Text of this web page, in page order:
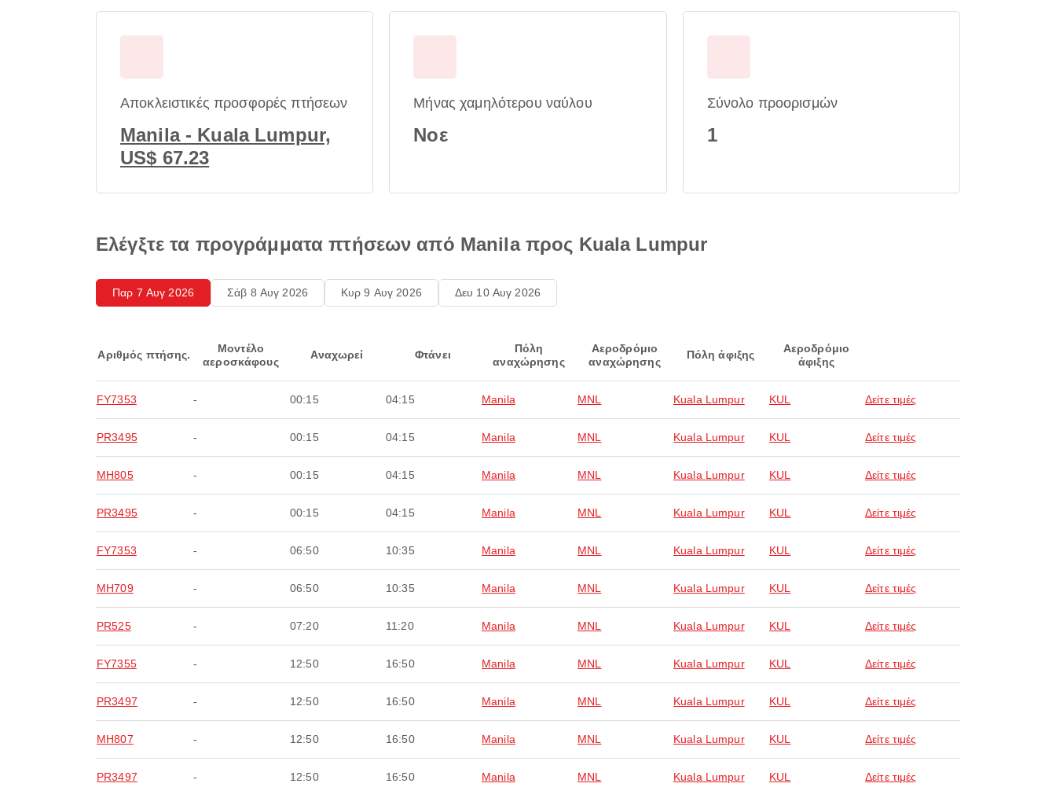
Αποκλειστικές προσφορές πτήσεων
Manila - Kuala Lumpur,
US$ 67.23
Μήνας χαμηλότερου ναύλου
Νοε
Σύνολο προορισμών
1
Ελέγξτε τα προγράμματα πτήσεων από Manila προς Kuala Lumpur
Παρ 7 Αυγ 2026 Σάβ 8 Αυγ 2026 Κυρ 9 Αυγ 2026 Δευ 10 Αυγ 2026
Αριθμός πτήσης.
Μοντέλο
αεροσκάφους
Αναχωρεί Φτάνει
Πόλη
αναχώρησης
Αεροδρόμιο
αναχώρησης
Πόλη άφιξης
Αεροδρόμιο
άφιξης
FY7353 - 00:15 04:15 Manila MNL Kuala Lumpur KUL Δείτε τιμές
PR3495 - 00:15 04:15 Manila MNL Kuala Lumpur KUL Δείτε τιμές
MH805 - 00:15 04:15 Manila MNL Kuala Lumpur KUL Δείτε τιμές
PR3495 - 00:15 04:15 Manila MNL Kuala Lumpur KUL Δείτε τιμές
FY7353 - 06:50 10:35 Manila MNL Kuala Lumpur KUL Δείτε τιμές
MH709 - 06:50 10:35 Manila MNL Kuala Lumpur KUL Δείτε τιμές
PR525 - 07:20 11:20 Manila MNL Kuala Lumpur KUL Δείτε τιμές
FY7355 - 12:50 16:50 Manila MNL Kuala Lumpur KUL Δείτε τιμές
PR3497 - 12:50 16:50 Manila MNL Kuala Lumpur KUL Δείτε τιμές
MH807 - 12:50 16:50 Manila MNL Kuala Lumpur KUL Δείτε τιμές
PR3497 - 12:50 16:50 Manila MNL Kuala Lumpur KUL Δείτε τιμές